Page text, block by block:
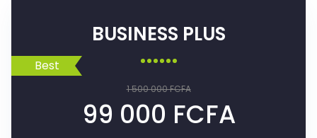
BUSINESS PLUS
Best
1 500 000 FCFA
99 000 FCFA